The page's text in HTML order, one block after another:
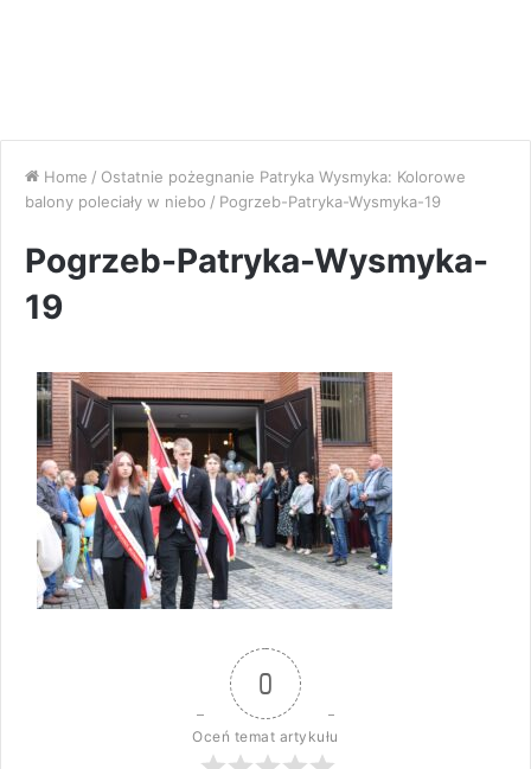
Home / Ostatnie pożegnanie Patryka Wysmyka: Kolorowe
balony poleciały w niebo / Pogrzeb-Patryka-Wysmyka-19
Pogrzeb-Patryka-Wysmyka-
19
0
Oceń temat artykułu